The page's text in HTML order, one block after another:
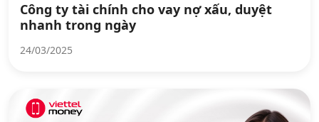
Công ty tài chính cho vay nợ xấu, duyệt
nhanh trong ngày
24/03/2025